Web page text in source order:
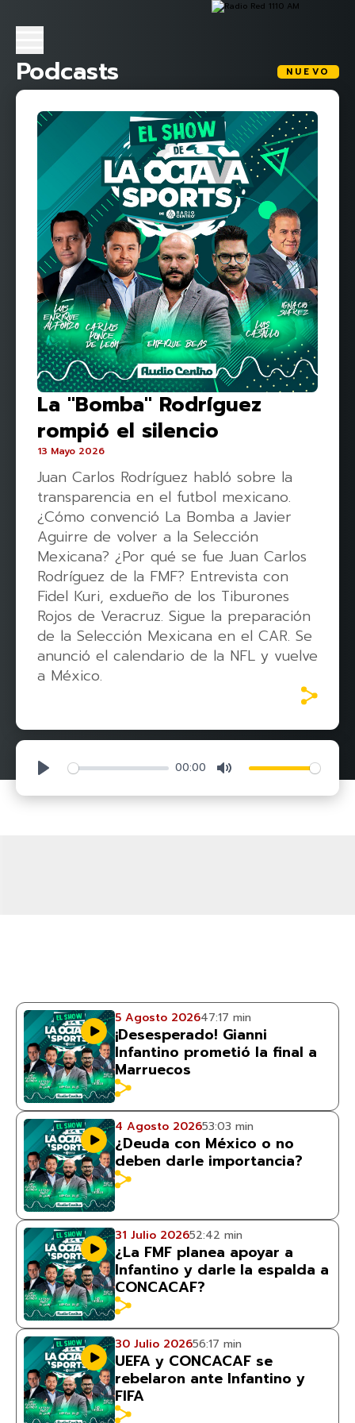
Podcasts NUEVO
La "Bomba" Rodríguez
rompió el silencio
13 Mayo 2026
Juan Carlos Rodríguez habló sobre la
transparencia en el futbol mexicano.
¿Cómo convenció La Bomba a Javier
Aguirre de volver a la Selección
Mexicana? ¿Por qué se fue Juan Carlos
Rodríguez de la FMF? Entrevista con
Fidel Kuri, exdueño de los Tiburones
Rojos de Veracruz. Sigue la preparación
de la Selección Mexicana en el CAR. Se
anunció el calendario de la NFL y vuelve
a México.
Play 00:00 Mute
5 Agosto 202647:17 min
¡Desesperado! Gianni
Infantino prometió la final a
Marruecos
4 Agosto 202653:03 min
¿Deuda con México o no
deben darle importancia?
31 Julio 202652:42 min
¿La FMF planea apoyar a
Infantino y darle la espalda a
CONCACAF?
30 Julio 202656:17 min
UEFA y CONCACAF se
rebelaron ante Infantino y
FIFA